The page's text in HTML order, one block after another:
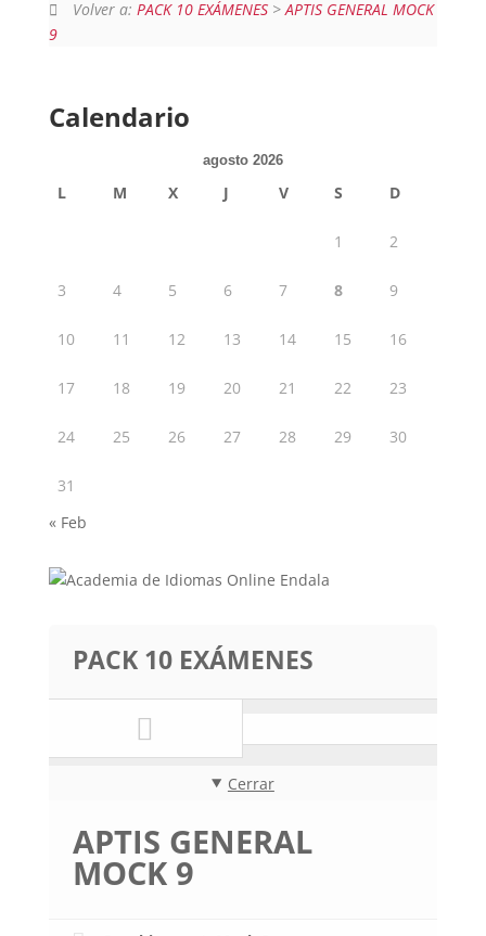
Volver a: PACK 10 EXÁMENES >APTIS GENERAL MOCK
9
Calendario
agosto 2026
L M X J V S D
1 2
3 4 5 6 7 8 9
10 11 12 13 14 15 16
17 18 19 20 21 22 23
24 25 26 27 28 29 30
31
« Feb
PACK 10 EXÁMENES
Cerrar
APTIS GENERAL
MOCK 9